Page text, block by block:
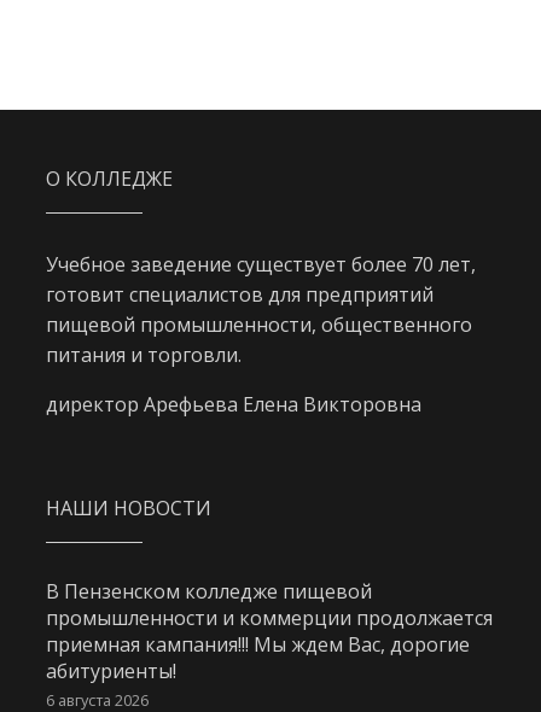
О КОЛЛЕДЖЕ
Учебное заведение существует более 70 лет,
готовит специалистов для предприятий
пищевой промышленности, общественного
питания и торговли.
директор Арефьева Елена Викторовна
НАШИ НОВОСТИ
В Пензенском колледже пищевой
промышленности и коммерции продолжается
приемная кампания!!! Мы ждем Вас, дорогие
абитуриенты!
6 августа 2026